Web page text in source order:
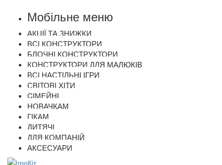
Мобільне меню
АКЦІЇ ТА ЗНИЖКИ
ВСІ КОНСТРУКТОРИ
БЛОЧНІ КОНСТРУКТОРИ
КОНСТРУКТОРИ ДЛЯ МАЛЮКІВ
ВСІ НАСТІЛЬНІ ІГРИ
СВІТОВІ ХІТИ
CІМЕЙНІ
НОВАЧКАМ
ГІКАМ
ДИТЯЧІ
ДЛЯ КОМПАНІЙ
АКСЕСУАРИ